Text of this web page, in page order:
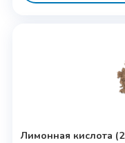
Лимонная кислота